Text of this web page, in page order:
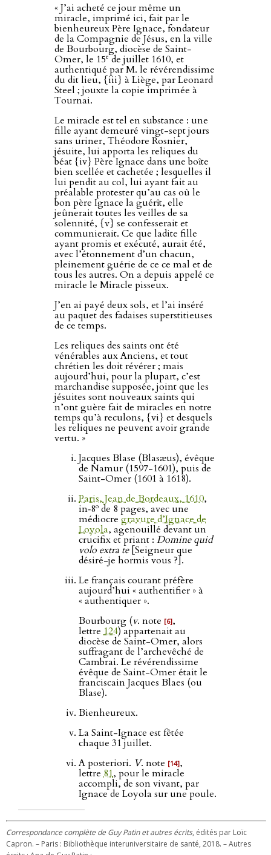
« J’ai acheté ce jour même un
miracle, imprimé ici, fait par le
bienheureux Père Ignace, fondateur
de la Compagnie de Jésus, en la ville
de Bourbourg, diocèse de Saint-
Omer, le 15ede juillet 1610, et
authentiqué par M. le révérendissime
du dit lieu, {iii} à Liège, par Leonard
Steel ; jouxte la copie imprimée à
Tournai.
Le miracle est tel en substance : une
fille ayant demeuré vingt-sept jours
sans uriner, Théodore Rosnier,
jésuite, lui apporta les reliques du
béat {iv} Père Ignace dans une boîte
bien scellée et cachetée ; lesquelles il
lui pendit au col, lui ayant fait au
préalable protester qu’au cas où le
bon père Ignace la guérît, elle
jeûnerait toutes les veilles de sa
solennité, {v} se confesserait et
communierait. Ce que ladite fille
ayant promis et exécuté, aurait été,
avec l’étonnement d’un chacun,
pleinement guérie de ce ce mal et de
tous les autres. On a depuis appelé ce
miracle le Miracle pisseux.
J’en ai payé deux sols, et l’ai inséré
au paquet des fadaises superstitieuses
de ce temps.
Les reliques des saints ont été
vénérables aux Anciens, et tout
chrétien les doit révérer ; mais
aujourd’hui, pour la plupart, c’est
marchandise supposée, joint que les
jésuites sont nouveaux saints qui
n’ont guère fait de miracles en notre
temps qu’à reculons, {vi} et desquels
les reliques ne peuvent avoir grande
vertu. »
Jacques Blase (Blasæus), évêque
de Namur (1597-1601), puis de
Saint-Omer (1601 à 1618).
Paris, Jean de Bordeaux, 1610,
in‑8o de 8 pages, avec une
médiocregravure d’Ignace de
Loyola, agenouillé devant un
crucifix et priant : Domine quid
volo extra te[Seigneur que
désiré-je hormis vous ?].
Le français courant préfère
aujourd’hui « authentifier » à
« authentiquer ».
Bourbourg (v. note [6],
lettre 124) appartenait au
diocèse de Saint-Omer, alors
suffragant de l’archevêché de
Cambrai. Le révérendissime
évêque de Saint-Omer était le
franciscain Jacques Blaes (ou
Blase).
Bienheureux.
La Saint-Ignace est fêtée
chaque 31 juillet.
A posteriori. V. note [14],
lettre 81, pour le miracle
accompli, de son vivant, par
Ignace de Loyola sur une poule.
Correspondance complète de Guy Patin et autres écrits, édités par Loïc
Capron. – Paris : Bibliothèque interuniversitaire de santé, 2018. – Autres